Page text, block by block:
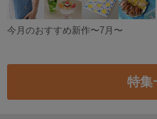
今月のおすすめ新作〜7月〜
特集